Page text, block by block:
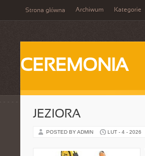
Strona główna Archiwum Kategorie
CEREMONIA
JEZIORA
POSTED BY ADMIN LUT - 4 - 2026